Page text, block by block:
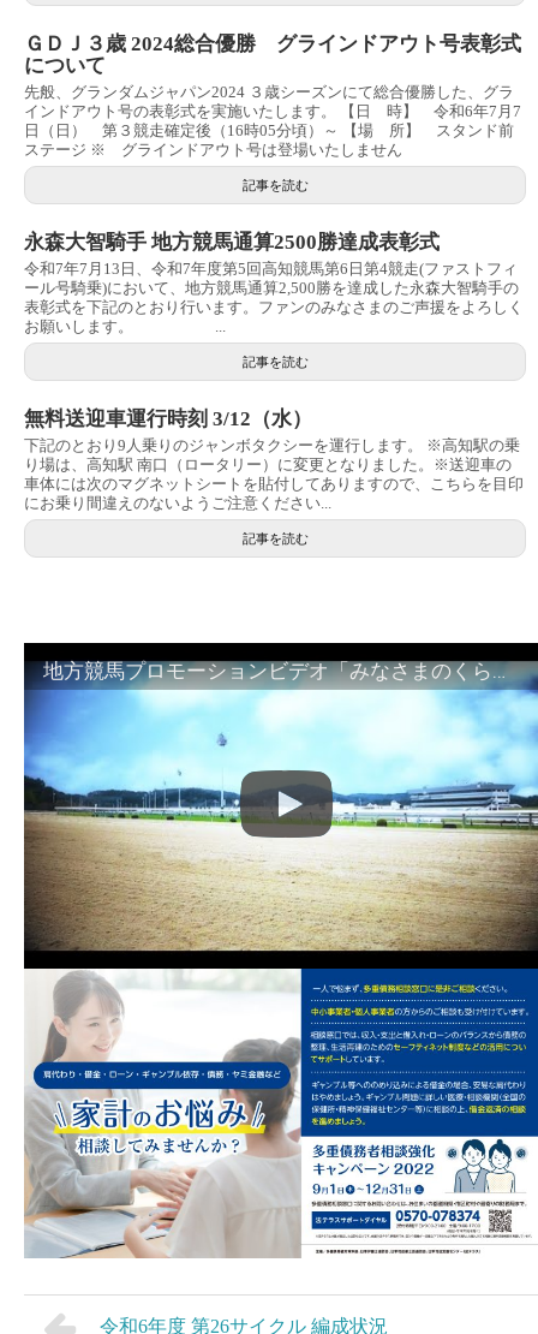
ＧＤＪ３歳 2024総合優勝 グラインドアウト号表彰式
について
先般、グランダムジャパン2024 ３歳シーズンにて総合優勝した、グラ
インドアウト号の表彰式を実施いたします。 【日 時】 令和6年7月7
日（日） 第３競走確定後（16時05分頃）～ 【場 所】 スタンド前
ステージ ※ グラインドアウト号は登場いたしません
記事を読む
永森大智騎手 地方競馬通算2500勝達成表彰式
令和7年7月13日、令和7年度第5回高知競馬第6日第4競走(ファストフィ
ール号騎乗)において、地方競馬通算2,500勝を達成した永森大智騎手の
表彰式を下記のとおり行います。ファンのみなさまのご声援をよろしく
お願いします。 ...
記事を読む
無料送迎車運行時刻 3/12（水）
下記のとおり9人乗りのジャンボタクシーを運行します。 ※高知駅の乗
り場は、高知駅 南口（ロータリー）に変更となりました。※送迎車の
車体には次のマグネットシートを貼付してありますので、こちらを目印
にお乗り間違えのないようご注意ください...
記事を読む
地方競馬プロモーションビデオ「みなさまのくらしのために」30秒篇｜NAR公式
令和6年度 第26サイクル 編成状況